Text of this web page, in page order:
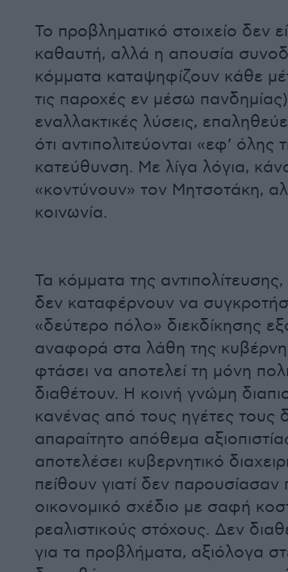
Το προβληματικό στοιχείο δεν
καθαυτή, αλλά η απουσία
κόμματα καταψηφίζουν κάθε
τις παροχές εν μέσω
εναλλακτικές λύσεις,
ότι αντιπολιτεύονται «εφ’ όλης
κατεύθυνση. Με λίγα λόγια,
«κοντύνουν» τον Μητσοτάκη,
κοινωνία.
Τα κόμματα της
δεν καταφέρνουν να
«δεύτερο πόλο» διεκδίκησης
αναφορά στα λάθη της
φτάσει να αποτελεί τη μόνη
διαθέτουν. Η κοινή γνώμη
κανένας από τους ηγέτες τους
απαραίτητο απόθεμα
αποτελέσει κυβερνητικό
πείθουν γιατί δεν παρουσίασαν
οικονομικό σχέδιο με σαφή
ρεαλιστικούς στόχους. Δεν
για τα προβλήματα, αξιόλογα